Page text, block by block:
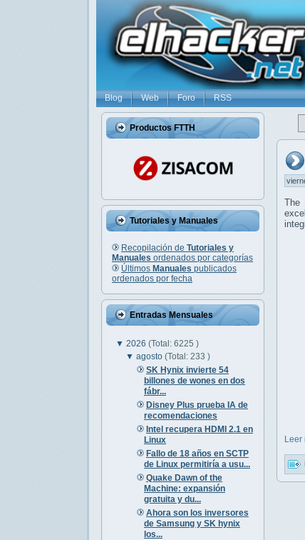
Blog Web Foro RSS
Productos FTTH
Tutoriales y Manuales
Recopilación de Tutoriales y
Manuales ordenados por categorías
Últimos Manuales publicados
ordenados por fecha
Entradas Mensuales
▼ 2026 (Total: 6225 )
▼agosto(Total: 233 )
SK Hynix invierte 54
billones de wones en dos
fábr...
Disney Plus prueba IA de
recomendaciones
Intel recupera HDMI 2.1 en
Linux
Fallo de 18 años en SCTP
de Linux permitiría a usu...
Quake Dawn of the
Machine: expansión
gratuita y du...
Ahora son los inversores
de Samsung y SK hynix
los...
The
Leer